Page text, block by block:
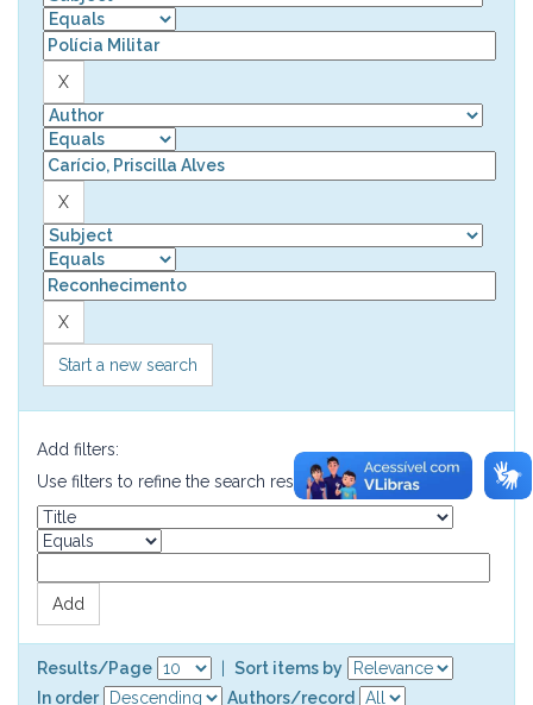
Start a new search
Add filters:
Use filters to refine the search results.
Results/Page
Sort items by
In order
Authors/record